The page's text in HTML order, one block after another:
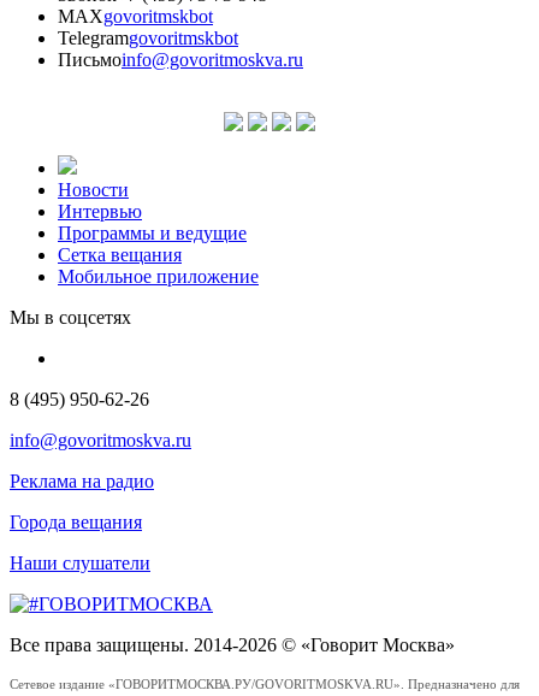
MAXgovoritmskbot
Telegramgovoritmskbot
Письмоinfo@govoritmoskva.ru
Новости
Интервью
Программы и ведущие
Сетка вещания
Мобильное приложение
Мы в соцсетях
8 (495) 950-62-26
info@govoritmoskva.ru
Реклама на радио
Города вещания
Наши слушатели
Все права защищены. 2014-2026 © «Говорит Москва»
Сетевое издание «ГОВОРИТМОСКВА.РУ/GOVORITMOSKVA.RU». Предназначено для